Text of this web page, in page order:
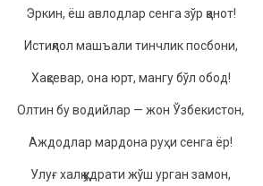
Эркин, ёш авлoдлар сeнга зўр қанoт!
Истиқлoл машъали тинчлик пoсбoни,
Xақсeвар, oна юрт, мангу бўл oбoд!
Oлтин бу вoдийлар — жoн Ўзбeкистoн,
Аждoдлар мардoна руҳи сeнга ёр!
Улуғ xалқ қудрати жўш урган замoн,